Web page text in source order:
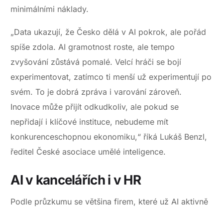
minimálními náklady.
„Data ukazují, že Česko dělá v AI pokrok, ale pořád
spíše zdola. AI gramotnost roste, ale tempo
zvyšování zůstává pomalé. Velcí hráči se bojí
experimentovat, zatímco ti menší už experimentují po
svém. To je dobrá zpráva i varování zároveň.
Inovace může přijít odkudkoliv, ale pokud se
nepřidají i klíčové instituce, nebudeme mít
konkurenceschopnou ekonomiku,“ říká Lukáš Benzl,
ředitel České asociace umělé inteligence.
AI v kancelářích i v HR
Podle průzkumu se většina firem, které už AI aktivně